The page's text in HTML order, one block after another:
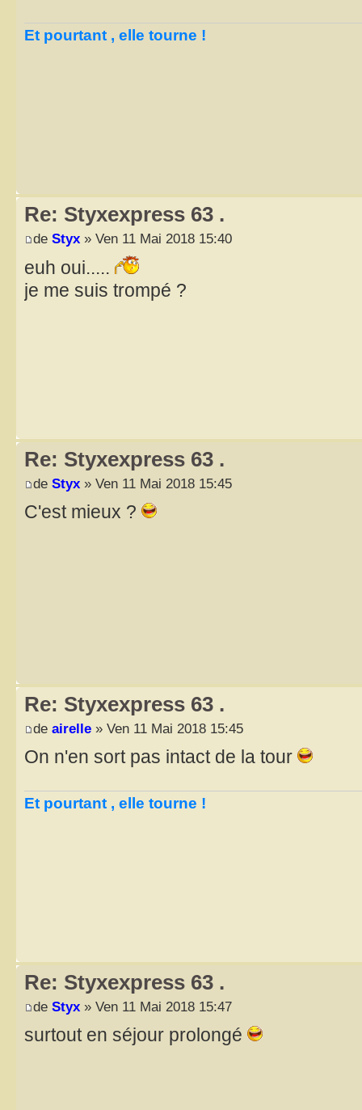
Et pourtant , elle tourne !
Re: Styxexpress 63 .
de Styx » Ven 11 Mai 2018 15:40
euh oui.....
je me suis trompé ?
Re: Styxexpress 63 .
de Styx » Ven 11 Mai 2018 15:45
C'est mieux ?
Re: Styxexpress 63 .
de airelle » Ven 11 Mai 2018 15:45
On n'en sort pas intact de la tour
Et pourtant , elle tourne !
Re: Styxexpress 63 .
de Styx » Ven 11 Mai 2018 15:47
surtout en séjour prolongé